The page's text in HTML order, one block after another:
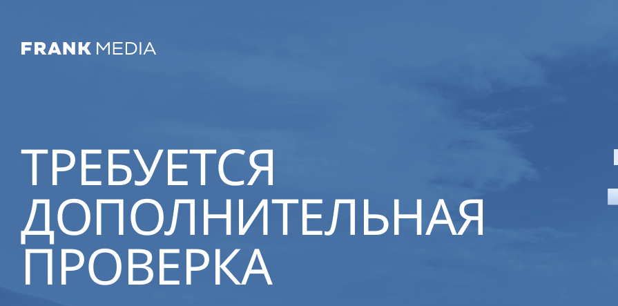
ТРЕБУЕТСЯ
ДОПОЛНИТЕЛЬНАЯ
ПРОВЕРКА